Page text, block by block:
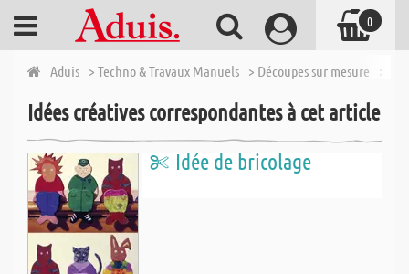
Aduis > Techno & Travaux Manuels > Découpes sur mesure >
Idées créatives correspondantes à cet article
Idée de bricolage
0